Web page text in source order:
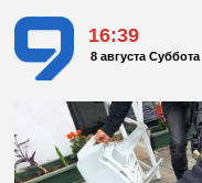
16:39
8 августа Суббота